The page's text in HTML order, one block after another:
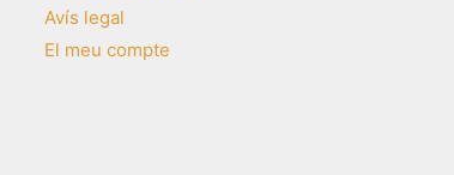
Avís legal
El meu compte